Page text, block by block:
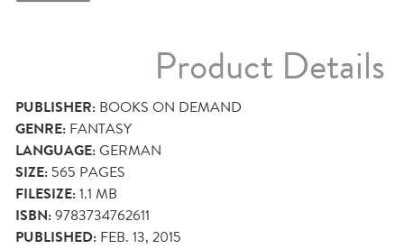
Product Details
PUBLISHER: BOOKS ON DEMAND
GENRE: FANTASY
LANGUAGE:GERMAN
SIZE: 565 PAGES
FILESIZE:1.1 MB
ISBN:9783734762611
PUBLISHED: FEB. 13, 2015